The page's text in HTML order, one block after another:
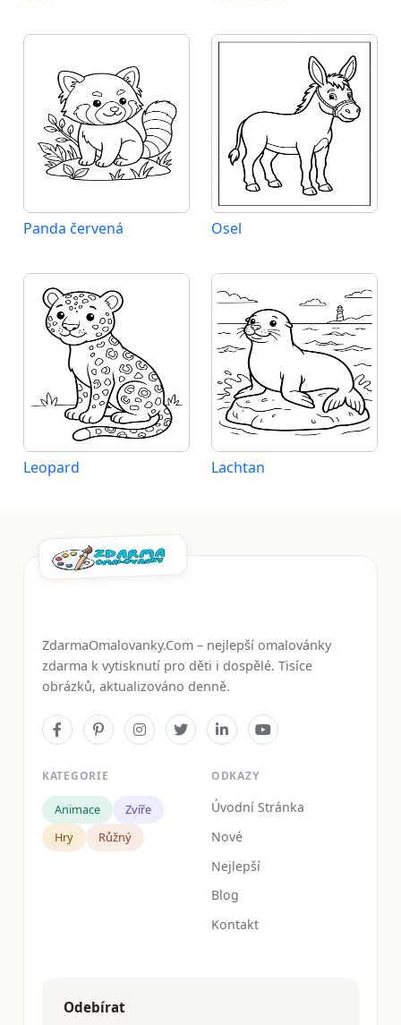
Panda červená Osel
Leopard Lachtan
ZdarmaOmalovanky.Com – nejlepší omalovánky
zdarma k vytisknutí pro děti i dospělé. Tisíce
obrázků, aktualizováno denně.
KATEGORIE
Animace
Zvíře
Hry
Růžný
ODKAZY
Úvodní Stránka
Nové
Nejlepší
Blog
Kontakt
Odebírat